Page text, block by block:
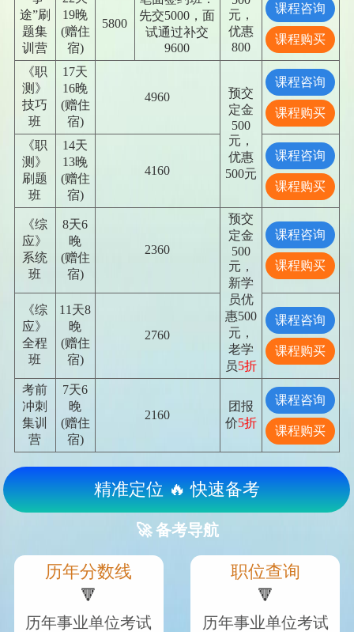
元，
优惠
800
途”刷
题集
训营
19晚
(赠住
宿)
5800
先交5000，面
试通过补交
9600
课程咨询
课程购买
《职
测》
技巧
班
17天
16晚
(赠住
宿)
4960
预交
定金
500
元，
优惠
500元
课程咨询
课程购买
《职
测》
刷题
班
14天
13晚
(赠住
宿)
4160
课程咨询
课程购买
《综
应》
系统
班
8天6
晚
(赠住
宿)
2360
预交
定金
500
元，
新学
员优
惠500
元，
老学
员5折
课程咨询
课程购买
《综
应》
全程
班
11天8
晚
(赠住
宿)
2760
课程咨询
课程购买
考前
冲刺
集训
营
7天6
晚
(赠住
宿)
2160
团报
价5折
课程咨询
课程购买
精准定位 🔥 快速备考
🚀 备考导航
历年分数线
🔻
历年事业单位考试
职位查询
🔻
历年事业单位考试